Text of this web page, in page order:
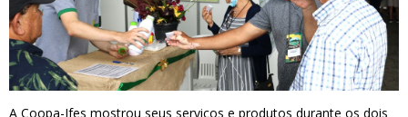
A Coopa-Ifes mostrou seus serviços e produtos durante os dois